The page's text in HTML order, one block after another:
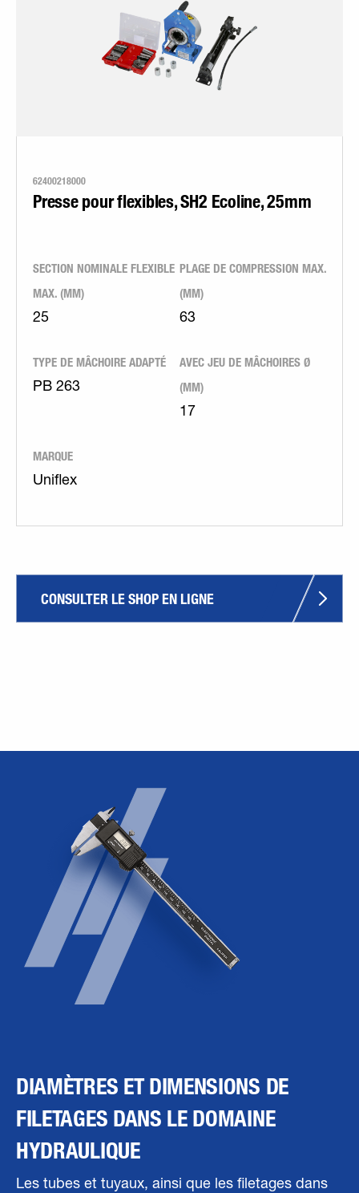
62400218000
Presse pour flexibles, SH2 Ecoline, 25mm
SECTION NOMINALE FLEXIBLE
MAX. (MM)
25
PLAGE DE COMPRESSION MAX.
(MM)
63
TYPE DE MÂCHOIRE ADAPTÉ
PB 263
AVEC JEU DE MÂCHOIRES Ø
(MM)
17
MARQUE
Uniflex
CONSULTER LE SHOP EN LIGNE
DIAMÈTRES ET DIMENSIONS DE
FILETAGES DANS LE DOMAINE
HYDRAULIQUE
Les tubes et tuyaux, ainsi que les filetages dans